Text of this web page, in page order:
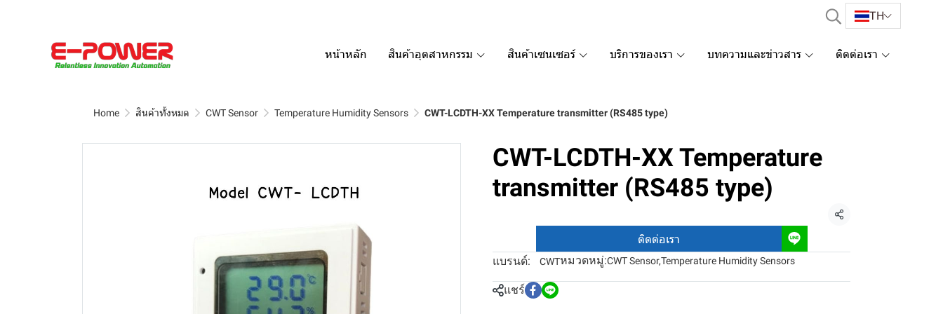
TH
หน้าหลัก สินค้าอุตสาหกรรม สินค้าเซนเซอร์ บริการของเรา บทความและข่าวสาร ติดต่อเรา
Home สินค้าทั้งหมด CWT Sensor Temperature Humidity Sensors CWT-LCDTH-XX Temperature transmitter (RS485 type)
CWT-LCDTH-XX Temperature
transmitter (RS485 type)
แชร์
ติดต่อเรา
แบรนด์: CWTหมวดหมู่:CWT Sensor,Temperature Humidity Sensors
แชร์